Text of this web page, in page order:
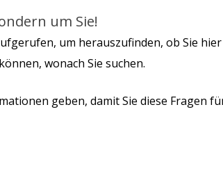
um Sie!
um herauszufinden, ob Sie
wonach Sie suchen.
geben, damit Sie diese Fragen